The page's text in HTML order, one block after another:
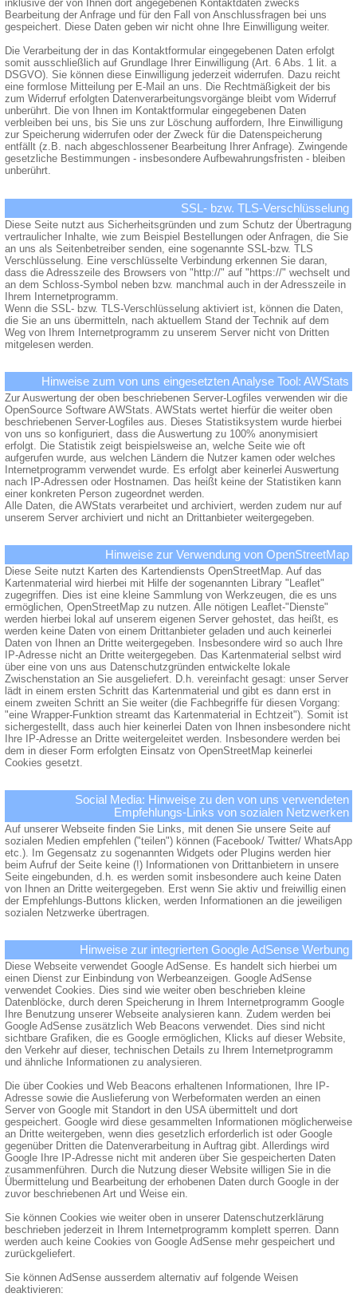
inklusive der von Ihnen dort angegebenen Kontaktdaten zwecks
Bearbeitung der Anfrage und für den Fall von Anschlussfragen bei uns
gespeichert. Diese Daten geben wir nicht ohne Ihre Einwilligung weiter.
Die Verarbeitung der in das Kontaktformular eingegebenen Daten erfolgt
somit ausschließlich auf Grundlage Ihrer Einwilligung (Art. 6 Abs. 1 lit. a
DSGVO). Sie können diese Einwilligung jederzeit widerrufen. Dazu reicht
eine formlose Mitteilung per E-Mail an uns. Die Rechtmäßigkeit der bis
zum Widerruf erfolgten Datenverarbeitungsvorgänge bleibt vom Widerruf
unberührt. Die von Ihnen im Kontaktformular eingegebenen Daten
verbleiben bei uns, bis Sie uns zur Löschung auffordern, Ihre Einwilligung
zur Speicherung widerrufen oder der Zweck für die Datenspeicherung
entfällt (z.B. nach abgeschlossener Bearbeitung Ihrer Anfrage). Zwingende
gesetzliche Bestimmungen - insbesondere Aufbewahrungsfristen - bleiben
unberührt.
SSL- bzw. TLS-Verschlüsselung
Diese Seite nutzt aus Sicherheitsgründen und zum Schutz der Übertragung
vertraulicher Inhalte, wie zum Beispiel Bestellungen oder Anfragen, die Sie
an uns als Seitenbetreiber senden, eine sogenannte SSL-bzw. TLS
Verschlüsselung. Eine verschlüsselte Verbindung erkennen Sie daran,
dass die Adresszeile des Browsers von "http://" auf "https://" wechselt und
an dem Schloss-Symbol neben bzw. manchmal auch in der Adresszeile in
Ihrem Internetprogramm.
Wenn die SSL- bzw. TLS-Verschlüsselung aktiviert ist, können die Daten,
die Sie an uns übermitteln, nach aktuellem Stand der Technik auf dem
Weg von Ihrem Internetprogramm zu unserem Server nicht von Dritten
mitgelesen werden.
Hinweise zum von uns eingesetzten Analyse Tool: AWStats
Zur Auswertung der oben beschriebenen Server-Logfiles verwenden wir die
OpenSource Software AWStats. AWStats wertet hierfür die weiter oben
beschriebenen Server-Logfiles aus. Dieses Statistiksystem wurde hierbei
von uns so konfiguriert, dass die Auswertung zu 100% anonymisiert
erfolgt. Die Statistik zeigt beispielsweise an, welche Seite wie oft
aufgerufen wurde, aus welchen Ländern die Nutzer kamen oder welches
Internetprogramm verwendet wurde. Es erfolgt aber keinerlei Auswertung
nach IP-Adressen oder Hostnamen. Das heißt keine der Statistiken kann
einer konkreten Person zugeordnet werden.
Alle Daten, die AWStats verarbeitet und archiviert, werden zudem nur auf
unserem Server archiviert und nicht an Drittanbieter weitergegeben.
Hinweise zur Verwendung von OpenStreetMap
Diese Seite nutzt Karten des Kartendiensts OpenStreetMap. Auf das
Kartenmaterial wird hierbei mit Hilfe der sogenannten Library "Leaflet"
zugegriffen. Dies ist eine kleine Sammlung von Werkzeugen, die es uns
ermöglichen, OpenStreetMap zu nutzen. Alle nötigen Leaflet-"Dienste"
werden hierbei lokal auf unserem eigenen Server gehostet, das heißt, es
werden keine Daten von einem Drittanbieter geladen und auch keinerlei
Daten von Ihnen an Dritte weitergegeben. Insbesondere wird so auch Ihre
IP-Adresse nicht an Dritte weitergegeben. Das Kartenmaterial selbst wird
über eine von uns aus Datenschutzgründen entwickelte lokale
Zwischenstation an Sie ausgeliefert. D.h. vereinfacht gesagt: unser Server
lädt in einem ersten Schritt das Kartenmaterial und gibt es dann erst in
einem zweiten Schritt an Sie weiter (die Fachbegriffe für diesen Vorgang:
"eine Wrapper-Funktion streamt das Kartenmaterial in Echtzeit"). Somit ist
sichergestellt, dass auch hier keinerlei Daten von Ihnen insbesondere nicht
Ihre IP-Adresse an Dritte weitergeleitet werden. Insbesondere werden bei
dem in dieser Form erfolgten Einsatz von OpenStreetMap keinerlei
Cookies gesetzt.
Social Media: Hinweise zu den von uns verwendeten
Empfehlungs-Links von sozialen Netzwerken
Auf unserer Webseite finden Sie Links, mit denen Sie unsere Seite auf
sozialen Medien empfehlen ("teilen") können (Facebook/ Twitter/ WhatsApp
etc.). Im Gegensatz zu sogenannten Widgets oder Plugins werden hier
beim Aufruf der Seite keine (!) Informationen von Drittanbietern in unsere
Seite eingebunden, d.h. es werden somit insbesondere auch keine Daten
von Ihnen an Dritte weitergegeben. Erst wenn Sie aktiv und freiwillig einen
der Empfehlungs-Buttons klicken, werden Informationen an die jeweiligen
sozialen Netzwerke übertragen.
Hinweise zur integrierten Google AdSense Werbung
Diese Webseite verwendet Google AdSense. Es handelt sich hierbei um
einen Dienst zur Einbindung von Werbeanzeigen. Google AdSense
verwendet Cookies. Dies sind wie weiter oben beschrieben kleine
Datenblöcke, durch deren Speicherung in Ihrem Internetprogramm Google
Ihre Benutzung unserer Webseite analysieren kann. Zudem werden bei
Google AdSense zusätzlich Web Beacons verwendet. Dies sind nicht
sichtbare Grafiken, die es Google ermöglichen, Klicks auf dieser Website,
den Verkehr auf dieser, technischen Details zu Ihrem Internetprogramm
und ähnliche Informationen zu analysieren.
Die über Cookies und Web Beacons erhaltenen Informationen, Ihre IP-
Adresse sowie die Auslieferung von Werbeformaten werden an einen
Server von Google mit Standort in den USA übermittelt und dort
gespeichert. Google wird diese gesammelten Informationen möglicherweise
an Dritte weitergeben, wenn dies gesetzlich erforderlich ist oder Google
gegenüber Dritten die Datenverarbeitung in Auftrag gibt. Allerdings wird
Google Ihre IP-Adresse nicht mit anderen über Sie gespeicherten Daten
zusammenführen. Durch die Nutzung dieser Website willigen Sie in die
Übermittelung und Bearbeitung der erhobenen Daten durch Google in der
zuvor beschriebenen Art und Weise ein.
Sie können Cookies wie weiter oben in unserer Datenschutzerklärung
beschrieben jederzeit in Ihrem Internetprogramm komplett sperren. Dann
werden auch keine Cookies von Google AdSense mehr gespeichert und
zurückgeliefert.
Sie können AdSense ausserdem alternativ auf folgende Weisen
deaktivieren: